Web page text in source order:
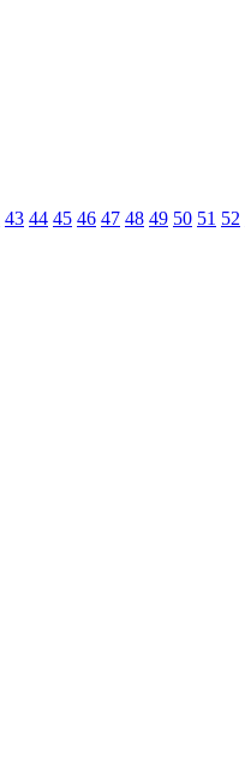
43 44 45 46 47 48 49 50 51 52